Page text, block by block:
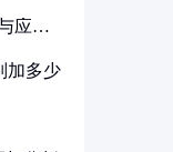
应用
加多少